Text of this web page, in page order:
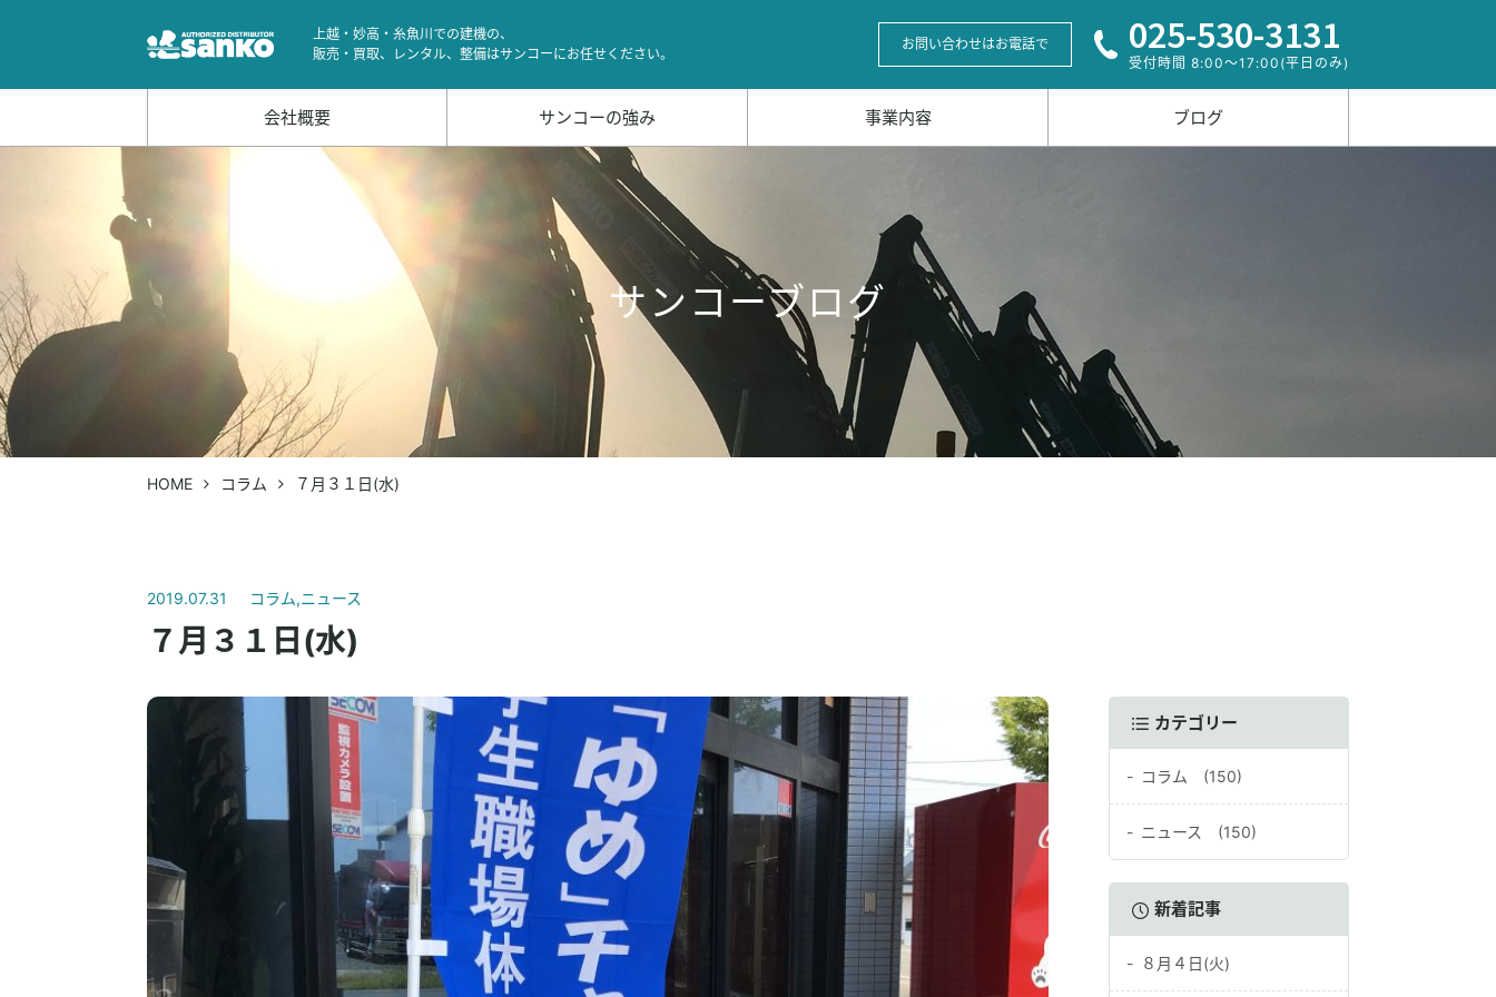
上越・妙高・糸魚川での建機の、
販売・買取、レンタル、整備はサンコーにお任せください。
お問い合わせはお電話で 025-530-3131
受付時間 8:00〜17:00(平日のみ)
会社概要 サンコーの強み 事業内容 ブログ
サンコーブログ
HOME コラム ７月３１日(水)
2019.07.31 コラム,ニュース
７月３１日(水)
カテゴリー
コラム (150)
ニュース (150)
新着記事
８月４日(火)